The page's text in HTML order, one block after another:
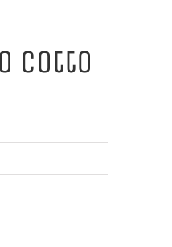
Cotto